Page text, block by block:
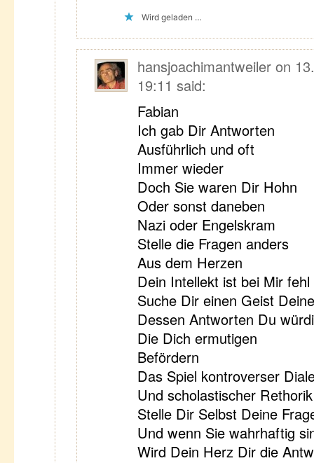
Wird geladen …
hansjoachimantweileron
19:11 said:
Fabian
Ich gab Dir Antworten
Ausführlich und oft
Immer wieder
Doch Sie waren Dir Hohn
Oder sonst daneben
Nazi oder Engelskram
Stelle die Fragen anders
Aus dem Herzen
Dein Intellekt ist bei Mir fehl
Suche Dir einen Geist
Dessen Antworten Du
Die Dich ermutigen
Befördern
Das Spiel kontroverser
Und scholastischer
Stelle Dir Selbst Deine
Und wenn Sie wahrhaftig
Wird Dein Herz Dir die